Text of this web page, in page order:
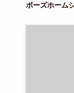
ボーズホーム